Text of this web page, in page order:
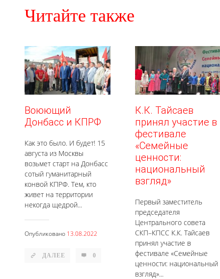
Читайте также
Воюющий
Донбасс и КПРФ
Как это было. И будет! 15
августа из Москвы
возьмет старт на Донбасс
сотый гуманитарный
конвой КПРФ. Тем, кто
живет на территории
некогда щедрой...
Опубликовано 13.08.2022
ДАЛЕЕ 0
К.К. Тайсаев
принял участие в
фестивале
«Семейные
ценности:
национальный
взгляд»
Первый заместитель
председателя
Центрального совета
СКП–КПСС К.К. Тайсаев
принял участие в
фестивале «Семейные
ценности: национальный
взгляд»...